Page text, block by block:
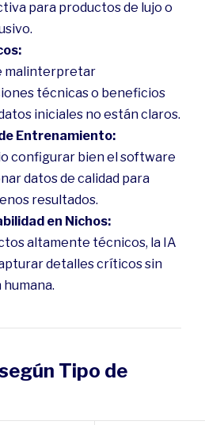
para productos de lujo o
malinterpretar
técnicas o beneficios
iniciales no están claros.
Entrenamiento:
configurar bien el software
datos de calidad para
resultados.
en Nichos:
altamente técnicos, la IA
detalles críticos sin
Tipo de